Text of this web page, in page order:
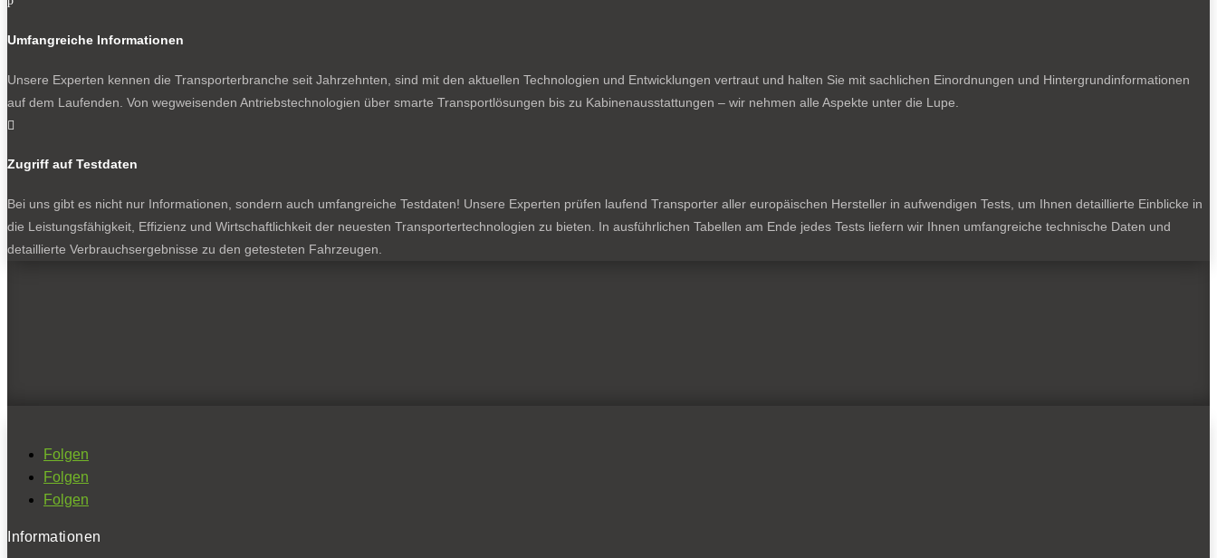
Umfangreiche Informationen
Unsere Experten kennen die Transporterbranche seit Jahrzehnten, sind mit den aktuellen Technologien und Entwicklungen vertraut und halten Sie mit sachlichen Einordnungen und Hintergrundinformationen
auf dem Laufenden. Von wegweisenden Antriebstechnologien über smarte Transportlösungen bis zu Kabinenausstattungen – wir nehmen alle Aspekte unter die Lupe.

Zugriff auf Testdaten
Bei uns gibt es nicht nur Informationen, sondern auch umfangreiche Testdaten! Unsere Experten prüfen laufend Transporter aller europäischen Hersteller in aufwendigen Tests, um Ihnen detaillierte Einblicke in
die Leistungsfähigkeit, Effizienz und Wirtschaftlichkeit der neuesten Transportertechnologien zu bieten. In ausführlichen Tabellen am Ende jedes Tests liefern wir Ihnen umfangreiche technische Daten und
detaillierte Verbrauchsergebnisse zu den getesteten Fahrzeugen.
Folgen
Folgen
Folgen
Informationen